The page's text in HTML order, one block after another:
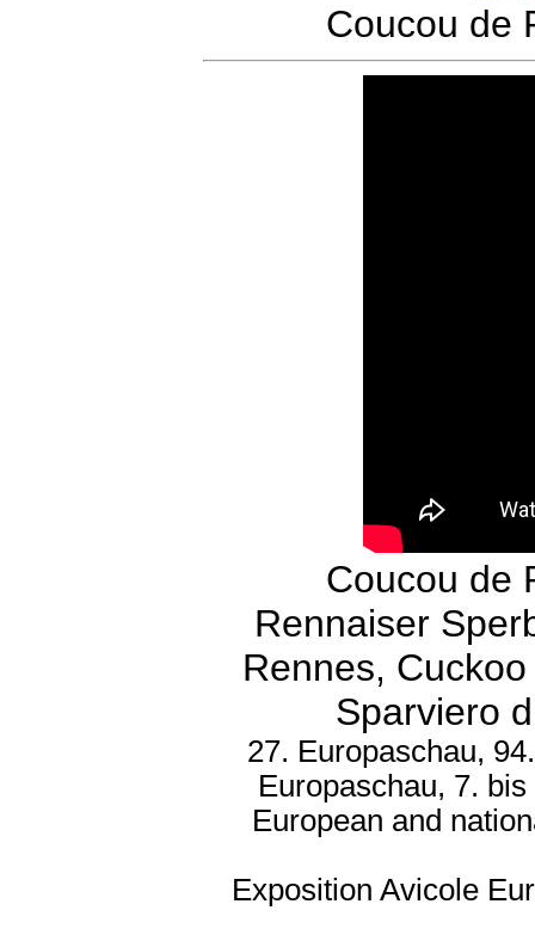
Coucou de
Coucou de
Rennaiser
Rennes,
Sparviero
27. Europaschau,
Europaschau, 7.
European and
Exposition Avicole